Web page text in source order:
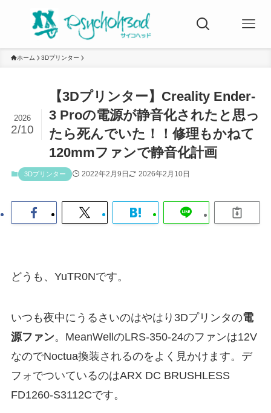
ホーム 3Dプリンター
【3Dプリンター】Creality Ender-
3 Proの電源が静音化されたと思っ
たら死んでいた！！修理もかねて
120mmファンで静音化計画
2026
2/10
3Dプリンター 2022年2月9日 2026年2月10日
どうも、YuTR0Nです。
いつも夜中にうるさいのはやはり3Dプリンタの電
源ファン。MeanWellのLRS-350-24のファンは12V
なのでNoctua換装されるのをよく見かけます。デ
フォでついているのはARX DC BRUSHLESS
FD1260-S3112Cです。